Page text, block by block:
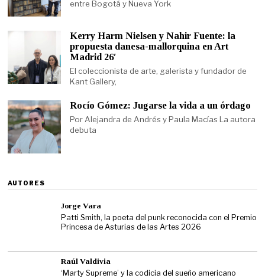
entre Bogotá y Nueva York
Kerry Harm Nielsen y Nahir Fuente: la
propuesta danesa-mallorquina en Art
Madrid 26′
El coleccionista de arte, galerista y fundador de
Kant Gallery,
Rocío Gómez: Jugarse la vida a un órdago
Por Alejandra de Andrés y Paula Macías La autora
debuta
AUTORES
Jorge Vara
Patti Smith, la poeta del punk reconocida con el Premio
Princesa de Asturias de las Artes 2026
Raúl Valdivia
‘Marty Supreme’ y la codicia del sueño americano